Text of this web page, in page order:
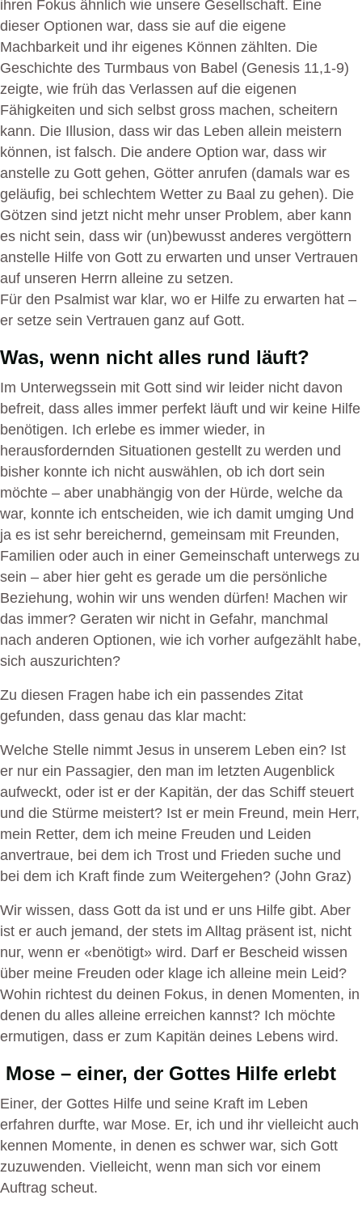
ihren Fokus ähnlich wie unsere Gesellschaft. Eine
dieser Optionen war, dass sie auf die eigene
Machbarkeit und ihr eigenes Können zählten. Die
Geschichte des Turmbaus von Babel (Genesis 11,1-9)
zeigte, wie früh das Verlassen auf die eigenen
Fähigkeiten und sich selbst gross machen, scheitern
kann. Die Illusion, dass wir das Leben allein meistern
können, ist falsch. Die andere Option war, dass wir
anstelle zu Gott gehen, Götter anrufen (damals war es
geläufig, bei schlechtem Wetter zu Baal zu gehen). Die
Götzen sind jetzt nicht mehr unser Problem, aber kann
es nicht sein, dass wir (un)bewusst anderes vergöttern
anstelle Hilfe von Gott zu erwarten und unser Vertrauen
auf unseren Herrn alleine zu setzen.
Für den Psalmist war klar, wo er Hilfe zu erwarten hat –
er setze sein Vertrauen ganz auf Gott.
Was, wenn nicht alles rund läuft?
Im Unterwegssein mit Gott sind wir leider nicht davon
befreit, dass alles immer perfekt läuft und wir keine Hilfe
benötigen. Ich erlebe es immer wieder, in
herausfordernden Situationen gestellt zu werden und
bisher konnte ich nicht auswählen, ob ich dort sein
möchte – aber unabhängig von der Hürde, welche da
war, konnte ich entscheiden, wie ich damit umging Und
ja es ist sehr bereichernd, gemeinsam mit Freunden,
Familien oder auch in einer Gemeinschaft unterwegs zu
sein – aber hier geht es gerade um die persönliche
Beziehung, wohin wir uns wenden dürfen! Machen wir
das immer? Geraten wir nicht in Gefahr, manchmal
nach anderen Optionen, wie ich vorher aufgezählt habe,
sich auszurichten?
Zu diesen Fragen habe ich ein passendes Zitat
gefunden, dass genau das klar macht:
Welche Stelle nimmt Jesus in unserem Leben ein? Ist
er nur ein Passagier, den man im letzten Augenblick
aufweckt, oder ist er der Kapitän, der das Schiff steuert
und die Stürme meistert? Ist er mein Freund, mein Herr,
mein Retter, dem ich meine Freuden und Leiden
anvertraue, bei dem ich Trost und Frieden suche und
bei dem ich Kraft finde zum Weitergehen? (John Graz)
Wir wissen, dass Gott da ist und er uns Hilfe gibt. Aber
ist er auch jemand, der stets im Alltag präsent ist, nicht
nur, wenn er «benötigt» wird. Darf er Bescheid wissen
über meine Freuden oder klage ich alleine mein Leid?
Wohin richtest du deinen Fokus, in denen Momenten, in
denen du alles alleine erreichen kannst? Ich möchte
ermutigen, dass er zum Kapitän deines Lebens wird.
Mose – einer, der Gottes Hilfe erlebt
Einer, der Gottes Hilfe und seine Kraft im Leben
erfahren durfte, war Mose. Er, ich und ihr vielleicht auch
kennen Momente, in denen es schwer war, sich Gott
zuzuwenden. Vielleicht, wenn man sich vor einem
Auftrag scheut.